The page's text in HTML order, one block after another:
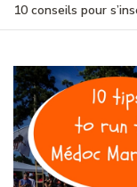
10 conseils pour